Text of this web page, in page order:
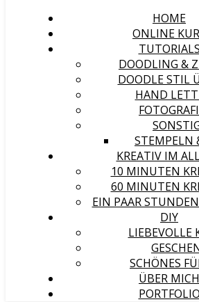
HOME
ONLINE
TUTORIALS
DOODLING &
DOODLE STIL
HAND
STEMPELN
KREATIV IM
10 MINUTEN
60 MINUTEN
EIN PAAR
DIY
LIEBEVOLLE
SCHÖNES
ÜBER MICH
PORTFOLIO